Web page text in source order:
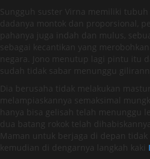
Sungguh suster Virna memiliki
dadanya montok dan proporsional,
pahanya juga indah dan mulus,
sebagai kecantikan yang
negara. Jono menutup lagi pintu itu
sudah tidak sabar menunggu
Dia berusaha tidak melakukan
melampiaskannya semaksimal
hanya bisa gelisah telah menunggu
dua batang rokok telah
Maman untuk berjaga di depan tidak
kemudian di dengarnya langkah kaki